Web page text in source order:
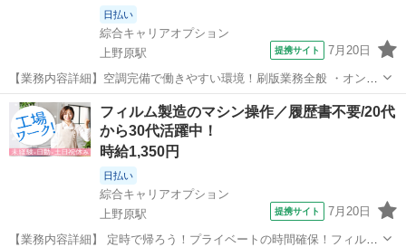
日払い
綜合キャリアオプション
上野原駅
提携サイト 7月20日
【業務内容詳細】空調完備で働きやすい環境！刷版業務全般 ・オンデ
マンド印刷(オペレーター業務)・断裁(オペレーター業務)・加工(オペレ
ーター業務)・梱包・発送(手作業・ものによって重量物あり)・それら
に付随する業務 【取扱製...
山梨 上野原市 上野原駅
フィルム製造のマシン操作／履歴書不要/20代
から30代活躍中！
時給1,350円
日払い
綜合キャリアオプション
上野原駅
提携サイト 7月20日
【業務内容詳細】 定時で帰ろう！プライベートの時間確保！フィルム